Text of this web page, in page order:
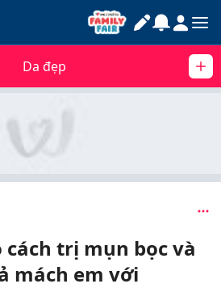
Da đẹp
cách trị mụn bọc và
mách em với